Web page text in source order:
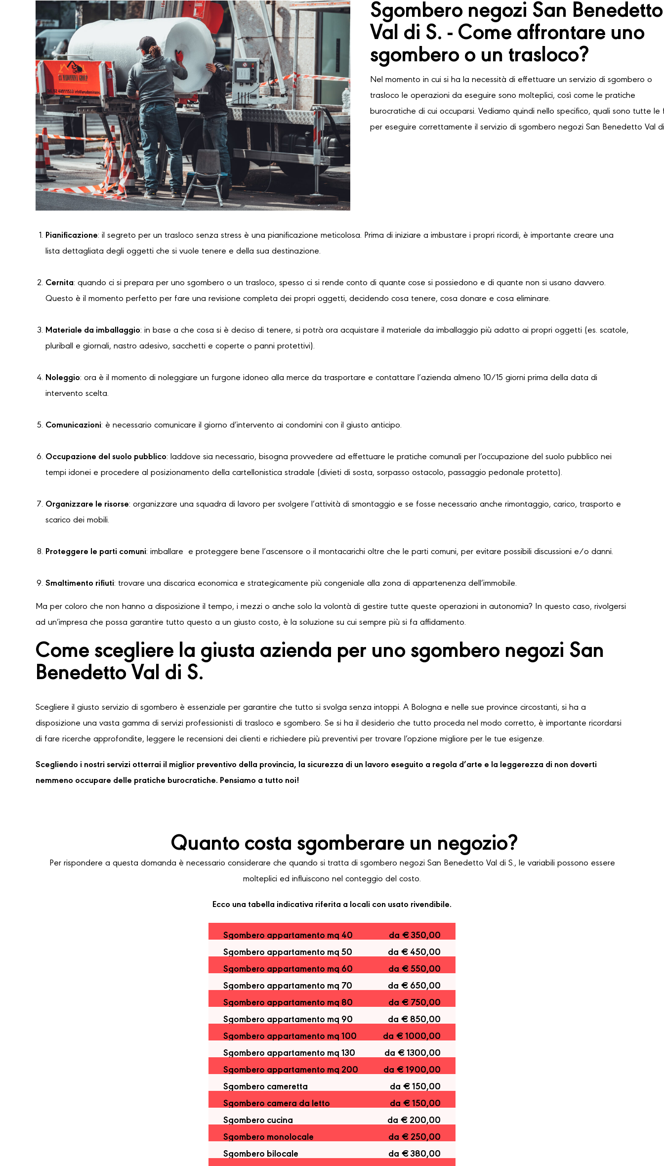
Sgombero negozi San Benedetto
Val di S. - Come affrontare uno
sgombero o un trasloco?
Nel momento in cui si ha la necessità di effettuare un servizio di sgombero o
trasloco le operazioni da eseguire sono molteplici, così come le pratiche
burocratiche di cui occuparsi. Vediamo quindi nello specifico, quali sono tutte le
per eseguire correttamente il servizio di sgombero negozi San Benedetto Val di
Pianificazione: il segreto per un trasloco senza stress è una pianificazione meticolosa. Prima di iniziare a imbustare i propri ricordi, è importante creare una
lista dettagliata degli oggetti che si vuole tenere e della sua destinazione.
Cernita: quando ci si prepara per uno sgombero o un trasloco, spesso ci si rende conto di quante cose si possiedono e di quante non si usano davvero.
Questo è il momento perfetto per fare una revisione completa dei propri oggetti, decidendo cosa tenere, cosa donare e cosa eliminare.
Materiale da imballaggio: in base a che cosa si è deciso di tenere, si potrà ora acquistare il materiale da imballaggio più adatto ai propri oggetti (es. scatole,
pluriball e giornali, nastro adesivo, sacchetti e coperte o panni protettivi).
Noleggio: ora è il momento di noleggiare un furgone idoneo alla merce da trasportare e contattare l’azienda almeno 10/15 giorni prima della data di
intervento scelta.
Comunicazioni: è necessario comunicare il giorno d’intervento ai condomini con il giusto anticipo.
Occupazione del suolo pubblico: laddove sia necessario, bisogna provvedere ad effettuare le pratiche comunali per l’occupazione del suolo pubblico nei
tempi idonei e procedere al posizionamento della cartellonistica stradale (divieti di sosta, sorpasso ostacolo, passaggio pedonale protetto).
Organizzare le risorse: organizzare una squadra di lavoro per svolgere l’attività di smontaggio e se fosse necessario anche rimontaggio, carico, trasporto e
scarico dei mobili.
Proteggere le parti comuni: imballare e proteggere bene l’ascensore o il montacarichi oltre che le parti comuni, per evitare possibili discussioni e/o danni.
Smaltimento rifiuti: trovare una discarica economica e strategicamente più congeniale alla zona di appartenenza dell’immobile.
Ma per coloro che non hanno a disposizione il tempo, i mezzi o anche solo la volontà di gestire tutte queste operazioni in autonomia? In questo caso, rivolgersi
ad un’impresa che possa garantire tutto questo a un giusto costo, è la soluzione su cui sempre più si fa affidamento.
Come scegliere la giusta azienda per uno sgombero negozi San
Benedetto Val di S.
Scegliere il giusto servizio di sgombero è essenziale per garantire che tutto si svolga senza intoppi. A Bologna e nelle sue province circostanti, si ha a
disposizione una vasta gamma di servizi professionisti di trasloco e sgombero. Se si ha il desiderio che tutto proceda nel modo corretto, è importante ricordarsi
di fare ricerche approfondite, leggere le recensioni dei clienti e richiedere più preventivi per trovare l’opzione migliore per le tue esigenze.
Scegliendo i nostri servizi otterrai il miglior preventivo della provincia, la sicurezza di un lavoro eseguito a regola d’arte e la leggerezza di non doverti
nemmeno occupare delle pratiche burocratiche. Pensiamo a tutto noi!
Quanto costa sgomberare un negozio?
Per rispondere a questa domanda è necessario considerare che quando si tratta di sgombero negozi San Benedetto Val di S., le variabili possono essere
molteplici ed influiscono nel conteggio del costo.
Ecco una tabella indicativa riferita a locali con usato rivendibile.
Sgombero appartamento mq 40
da € 350,00
Sgombero appartamento mq 50
da € 450,00
Sgombero appartamento mq 60
da € 550,00
Sgombero appartamento mq 70
da € 650,00
Sgombero appartamento mq 80
da € 750,00
Sgombero appartamento mq 90
da € 850,00
Sgombero appartamento mq 100
da € 1000,00
Sgombero appartamento mq 130
da € 1300,00
Sgombero appartamento mq 200
da € 1900,00
Sgombero cameretta
da € 150,00
Sgombero camera da letto
da € 150,00
Sgombero cucina
da € 200,00
Sgombero monolocale
da € 250,00
Sgombero bilocale
da € 380,00